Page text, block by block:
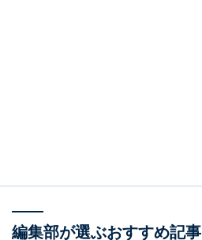
編集部が選ぶおすすめ記事